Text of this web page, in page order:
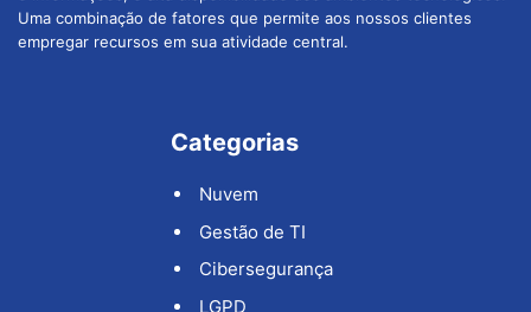
Uma combinação de fatores que permite aos nossos clientes
empregar recursos em sua atividade central.
Categorias
Nuvem
Gestão de TI
Cibersegurança
LGPD